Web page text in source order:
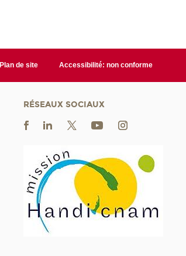
Plan de site Accessibilité: non conforme
RÉSEAUX SOCIAUX